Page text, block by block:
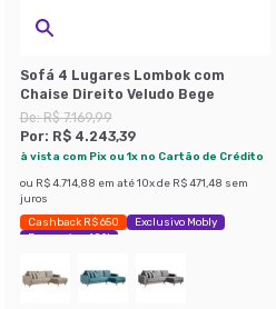
Sofá 4 Lugares Lombok com
Chaise Direito Veludo Bege
De:R$ 7.169,99
Por: R$ 4.243,39
à vista com Pix ou 1x no Cartão de Crédito
ou R$ 4.714,88 em até 10x de R$ 471,48 sem
juros
Cashback R$ 650
Exclusivo Mobly
Economize 40%